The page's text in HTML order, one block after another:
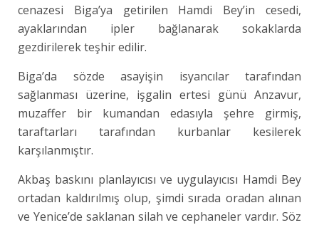
cenazesi Biga’ya getirilen Hamdi Bey’in cesedi,
ayaklarından ipler bağlanarak sokaklarda
gezdirilerek teşhir edilir.
Biga’da sözde asayişin isyancılar tarafından
sağlanması üzerine, işgalin ertesi günü Anzavur,
muzaffer bir kumandan edasıyla şehre girmiş,
taraftarları tarafından kurbanlar kesilerek
karşılanmıştır.
Akbaş baskını planlayıcısı ve uygulayıcısı Hamdi Bey
ortadan kaldırılmış olup, şimdi sırada oradan alınan
ve Yenice’de saklanan silah ve cephaneler vardır. Söz